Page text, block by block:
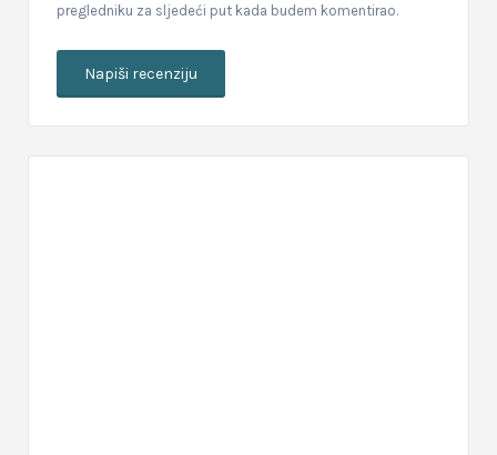
pregledniku za sljedeći put kada budem komentirao.